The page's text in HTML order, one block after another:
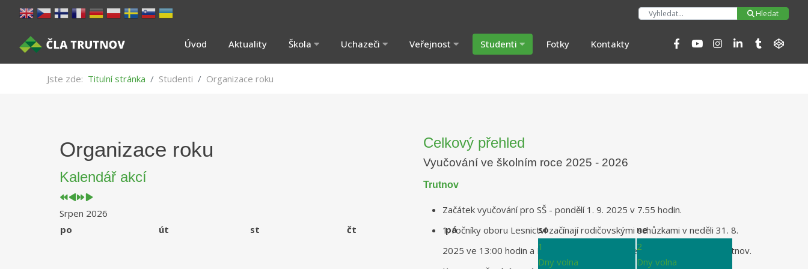
Hledat
Úvod Aktuality Škola Uchazeči Veřejnost Studenti Fotky Kontakty
Jste zde: Titulní stránka Studenti Organizace roku
Celkový přehled
Vyučování ve školním roce 2025 - 2026
Trutnov
Začátek vyučování pro SŠ - pondělí 1. 9. 2025 v 7.55 hodin.
1. ročníky oboru Lesnictví začínají rodičovskými schůzkami v neděli 31. 8.
2025 ve 13:00 hodin a Přírodovědné lyceum ve 14:00 hodin v aule Trutnov.
Organizace roku
Kalendář akcí
rokměsíc
rokměsíc
Srpen 2026
po
út st čt pá so
ne
1
Dny volna
2
Dny volna